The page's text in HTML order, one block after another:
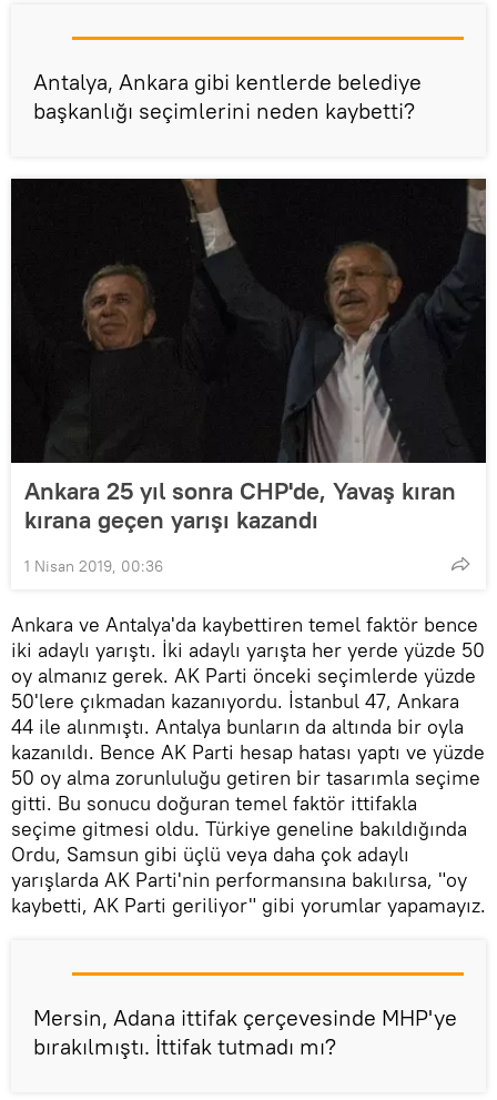
Antalya, Ankara gibi kentlerde belediye
başkanlığı seçimlerini neden kaybetti?
Ankara 25 yıl sonra CHP'de, Yavaş kıran
kırana geçen yarışı kazandı
1 Nisan 2019, 00:36
Ankara ve Antalya'da kaybettiren temel faktör bence
iki adaylı yarıştı. İki adaylı yarışta her yerde yüzde 50
oy almanız gerek. AK Parti önceki seçimlerde yüzde
50'lere çıkmadan kazanıyordu. İstanbul 47, Ankara
44 ile alınmıştı. Antalya bunların da altında bir oyla
kazanıldı. Bence AK Parti hesap hatası yaptı ve yüzde
50 oy alma zorunluluğu getiren bir tasarımla seçime
gitti. Bu sonucu doğuran temel faktör ittifakla
seçime gitmesi oldu. Türkiye geneline bakıldığında
Ordu, Samsun gibi üçlü veya daha çok adaylı
yarışlarda AK Parti'nin performansına bakılırsa, "oy
kaybetti, AK Parti geriliyor" gibi yorumlar yapamayız.
Mersin, Adana ittifak çerçevesinde MHP'ye
bırakılmıştı. İttifak tutmadı mı?